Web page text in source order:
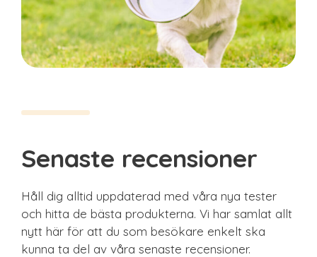
Senaste recensioner
Håll dig alltid uppdaterad med våra nya tester
och hitta de bästa produkterna. Vi har samlat allt
nytt här för att du som besökare enkelt ska
kunna ta del av våra senaste recensioner.